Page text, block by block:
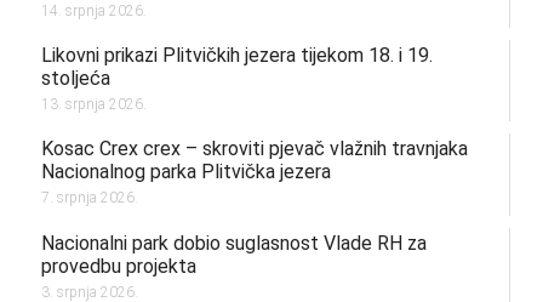
14. srpnja 2026.
Likovni prikazi Plitvičkih jezera tijekom 18. i 19.
stoljeća
13. srpnja 2026.
Kosac Crex crex – skroviti pjevač vlažnih travnjaka
Nacionalnog parka Plitvička jezera
7. srpnja 2026.
Nacionalni park dobio suglasnost Vlade RH za
provedbu projekta
3. srpnja 2026.